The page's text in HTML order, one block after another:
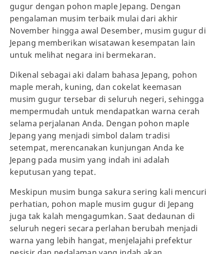
gugur dengan pohon maple Jepang. Dengan
pengalaman musim terbaik mulai dari akhir
November hingga awal Desember, musim gugur di
Jepang memberikan wisatawan kesempatan lain
untuk melihat negara ini bermekaran.
Dikenal sebagai aki dalam bahasa Jepang, pohon
maple merah, kuning, dan cokelat keemasan
musim gugur tersebar di seluruh negeri, sehingga
mempermudah untuk mendapatkan warna cerah
selama perjalanan Anda. Dengan pohon maple
Jepang yang menjadi simbol dalam tradisi
setempat, merencanakan kunjungan Anda ke
Jepang pada musim yang indah ini adalah
keputusan yang tepat.
Meskipun musim bunga sakura sering kali mencuri
perhatian, pohon maple musim gugur di Jepang
juga tak kalah mengagumkan. Saat dedaunan di
seluruh negeri secara perlahan berubah menjadi
warna yang lebih hangat, menjelajahi prefektur